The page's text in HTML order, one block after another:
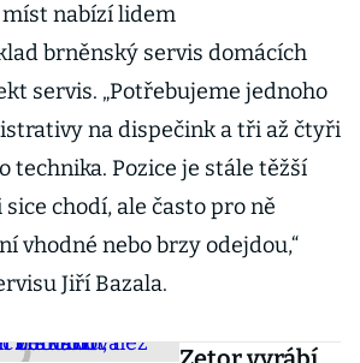
nabízí lidem
brněnský servis domácích
servis. „Potřebujeme jednoho
na dispečink a tři až čtyři
technika. Pozice je stále těžší
chodí, ale často pro ně
vhodné nebo brzy odejdou,“
Jiří Bazala.